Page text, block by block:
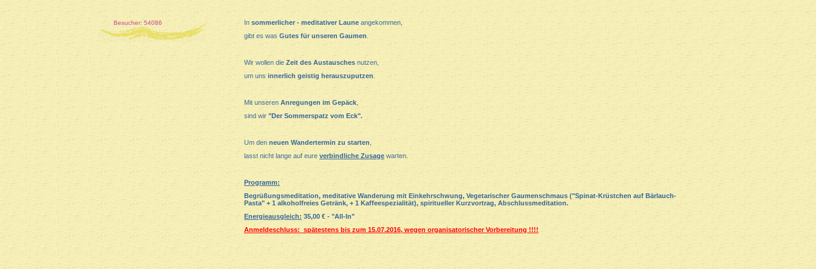
Besucher: 54086 In sommerlicher - meditativer Laune angekommen,
gibt es was Gutes für unseren Gaumen
Wir wollen die Zeit des Austausches nutzen,
um uns innerlich geistig herauszuputzen
Mit unseren Anregungen im Gepäck
sind wir "Der Sommerspatz vom Eck".
Um den neuen Wandertermin zu starten
lasst nicht lange auf eure verbindliche Zusage warten.
Programm:
Begrüßungsmeditation, meditative Wanderung mit Einkehrschwung, Vegetarischer Gaumenschmaus ("Spinat-Krüstchen auf Bärlauch-
Pasta" + 1 alkoholfreies Getränk, + 1 Kaffeespezialität), spiritueller Kurzvortrag, Abschlussmeditation.
Energieausgleich: 35,00 € - "All-In"
Anmeldeschluss: spätestens bis zum 15.07.2016, wegen organisatorischer Vorbereitung !!!!